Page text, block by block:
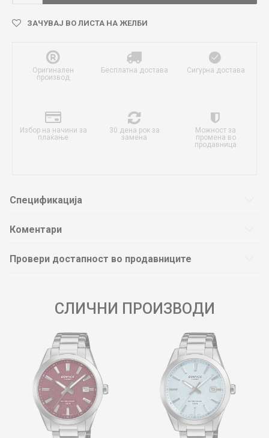
ЗАЧУВАЈ ВО ЛИСТА НА ЖЕЛБИ
Оригинален
производ
Бесплатна достава Сигурна достава
Избор на начини за
плаќање
30 дена рок за
замена
Можност за
промена во
продавница
Спецификација
Коментари
Провери достапност во продавниците
СЛИЧНИ ПРОИЗВОДИ